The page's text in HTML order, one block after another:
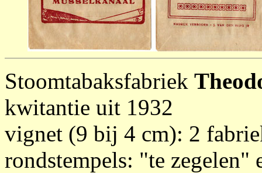
Stoomtabaksfabriek
kwitantie uit 1932
vignet (9 bij 4 cm): 2
rondstempels: "te